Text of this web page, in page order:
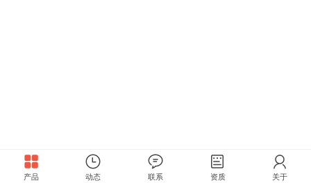
产品 动态 联系 资质 关于